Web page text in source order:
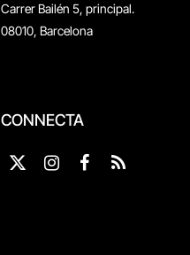
Carrer Bailén 5, principal.
08010, Barcelona
CONNECTA
X
InstagramFacebook
RSS